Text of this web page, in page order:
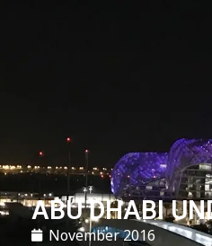
ABU DHABI
November 2016